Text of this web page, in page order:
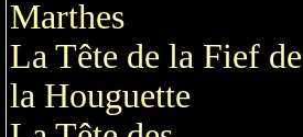
Marthes
La Tête de la Fief de
la Houguette